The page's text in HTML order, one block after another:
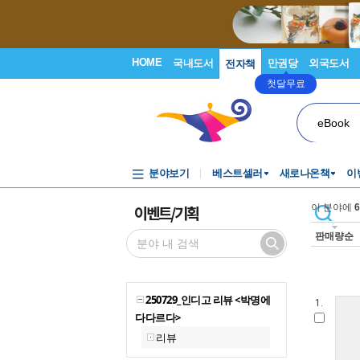
HOME 국내도서 전자책 만권당
첫달무료
외국도서
eBook
분야보기 베스트셀러 새로나온책 이
이벤트/기획
250729_인디고 리뷰 <박명에
다다르다>
리뷰
이 분야에 6
판매량순
1.